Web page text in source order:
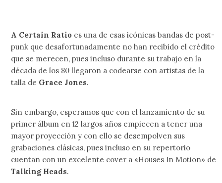
A Certain Ratio es una de esas icónicas bandas de post-
punk que desafortunadamente no han recibido el crédito
que se merecen, pues incluso durante su trabajo en la
década de los 80 llegaron a codearse con artistas de la
talla de Grace Jones.
Sin embargo, esperamos que con el lanzamiento de su
primer álbum en 12 largos años empiecen a tener una
mayor proyección y con ello se desempolven sus
grabaciones clásicas, pues incluso en su repertorio
cuentan con un excelente cover a «Houses In Motion» de
Talking Heads.